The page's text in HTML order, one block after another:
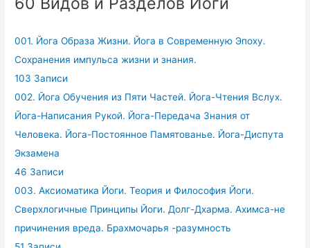
001. Йога Образа Жизни. Йога в Современную Эпоху.
Сохранения импульса жизни и знания.
103 Записи
002. Йога Обучения из Пяти Частей. Йога-Чтения Вслух.
Йога-Написания Рукой. Йога-Передача Знания от
Человека. Йога-Постоянное Памятованье. Йога-Диспута
Экзамена
46 Записи
003. Аксиоматика Йоги. Теория и Философия Йоги.
Сверхлогичные Принципы Йоги. Долг-Дхарма. Ахимса-не
причинения вреда. Брахмочарья -разумность